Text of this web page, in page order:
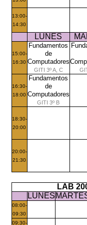
13:00-
14:30
LUNES
15:00-
16:30
Fundamentos
de
Computadores
GITI 3º A, C
16:30-
18:00
Fundamentos
de
Computadores
GITI 3º B
18:30-
20:00
20:00-
21:30
LAB
LUNES
08:00-
09:30
09:30-